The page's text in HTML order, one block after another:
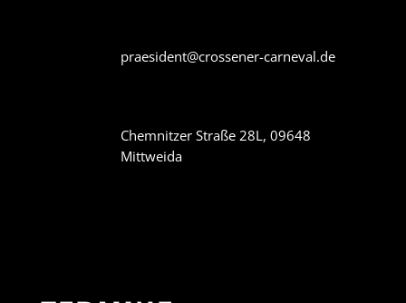
praesident@crossener-carneval.de
Chemnitzer Straße 28L, 09648
Mittweida